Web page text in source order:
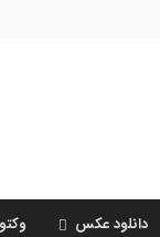
دانلود عکس